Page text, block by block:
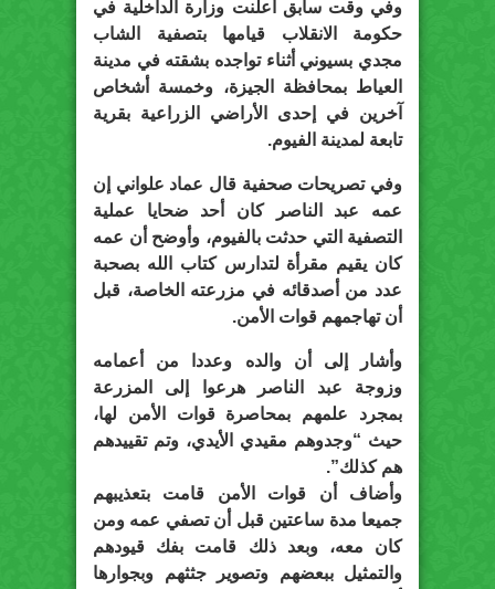
وفي وقت سابق أعلنت وزارة الداخلية في
حكومة الانقلاب قيامها بتصفية الشاب
مجدي بسيوني أثناء تواجده بشقته في مدينة
العياط بمحافظة الجيزة، وخمسة أشخاص
آخرين في إحدى الأراضي الزراعية بقرية
تابعة لمدينة الفيوم.
وفي تصريحات صحفية قال عماد علواني إن
عمه عبد الناصر كان أحد ضحايا عملية
التصفية التي حدثت بالفيوم، وأوضح أن عمه
كان يقيم مقرأة لتدارس كتاب الله بصحبة
عدد من أصدقائه في مزرعته الخاصة، قبل
أن تهاجمهم قوات الأمن.
وأشار إلى أن والده وعددا من أعمامه
وزوجة عبد الناصر هرعوا إلى المزرعة
بمجرد علمهم بمحاصرة قوات الأمن لها،
حيث “وجدوهم مقيدي الأيدي، وتم تقييدهم
هم كذلك”.
وأضاف أن قوات الأمن قامت بتعذيبهم
جميعا مدة ساعتين قبل أن تصفي عمه ومن
كان معه، وبعد ذلك قامت بفك قيودهم
والتمثيل ببعضهم وتصوير جثثهم وبجوارها